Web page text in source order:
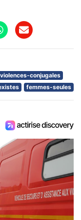
violences-conjugales
femmes-seules